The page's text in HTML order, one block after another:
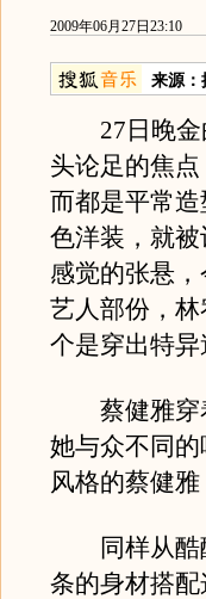
2009年06月27日23:10
来源：
27日晚金
头论足的焦
而都是平常
色洋装，就
感觉的张悬
艺人部份，
个是穿出特异
蔡健雅穿着
她与众不同
风格的蔡健
同样从酷酷
条的身材搭